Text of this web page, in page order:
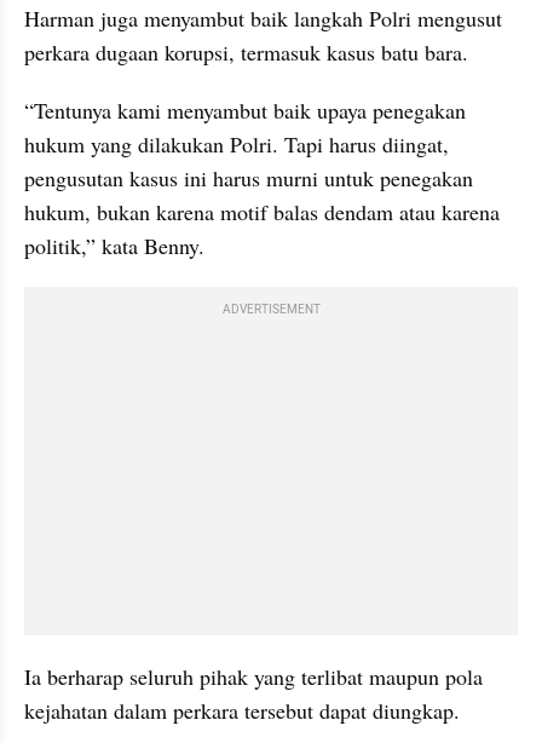
Harman juga menyambut baik langkah Polri mengusut
perkara dugaan korupsi, termasuk kasus batu bara.
“Tentunya kami menyambut baik upaya penegakan
hukum yang dilakukan Polri. Tapi harus diingat,
pengusutan kasus ini harus murni untuk penegakan
hukum, bukan karena motif balas dendam atau karena
politik,” kata Benny.
ADVERTISEMENT
Ia berharap seluruh pihak yang terlibat maupun pola
kejahatan dalam perkara tersebut dapat diungkap.